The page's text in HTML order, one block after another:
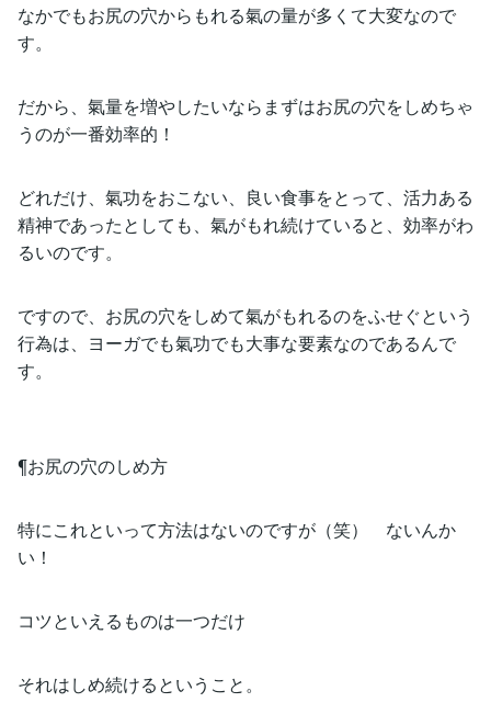
なかでもお尻の穴からもれる氣の量が多くて大変なので
す。
だから、氣量を増やしたいならまずはお尻の穴をしめちゃ
うのが一番効率的！
どれだけ、氣功をおこない、良い食事をとって、活力ある
精神であったとしても、氣がもれ続けていると、効率がわ
るいのです。
ですので、お尻の穴をしめて氣がもれるのをふせぐという
行為は、ヨーガでも氣功でも大事な要素なのであるんで
す。
¶お尻の穴のしめ方
特にこれといって方法はないのですが（笑） ないんか
い！
コツといえるものは一つだけ
それはしめ続けるということ。